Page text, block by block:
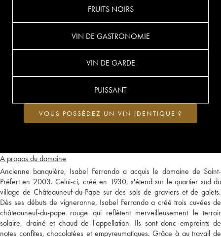
A propos du domaine
Ancienne banquière, Isabel Ferrando a acquis le domaine de Saint-
Préfert en 2003. Celui-ci, créé en 1930, s'étend sur le quartier sud du
village de Châteauneuf-du-Pape sur des sols de graviers et de galets.
Dès ses débuts de vigneronne, Isabel Ferrando a créé trois cuvées de
châteauneuf-du-pape rouge qui reflètent merveilleusement le terroir
solaire, drainé et chaud de l'appellation. Ils sont donc empreints de
notes confites, chocolatées et empyreumatiques. Grâce à au travail de
FRUITS NOIRS
VIN DE GASTRONOMIE
VIN DE GARDE
PUISSANT
VOUS POSSÉDEZ UN VIN IDENTIQUE ?